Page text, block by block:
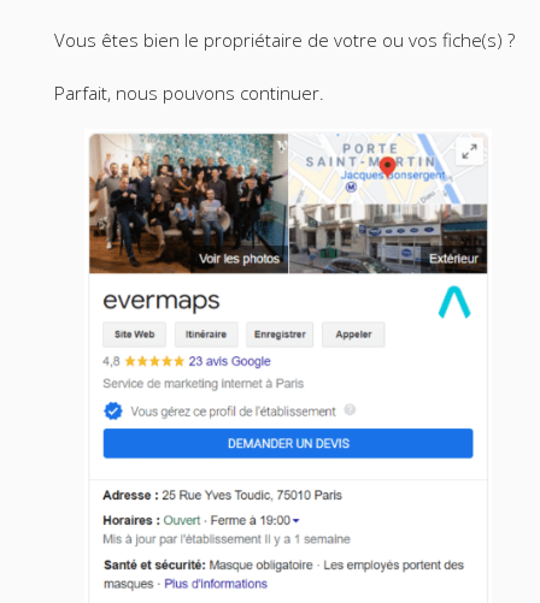
Vous êtes bien le propriétaire de votre ou vos fiche(s) ?
Parfait, nous pouvons continuer.